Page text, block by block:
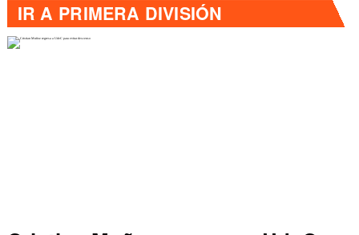
IR A PRIMERA DIVISIÓN